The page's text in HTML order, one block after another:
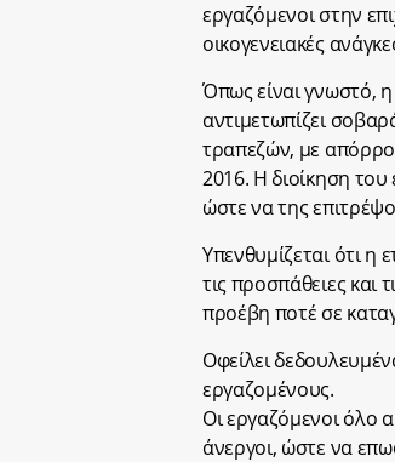
εργαζόμενοι στην
οικογενειακές
Όπως είναι γνωστό, η
αντιμετωπίζει
τραπεζών, με
2016. Η διοίκηση του
ώστε να της
Υπενθυμίζεται ότι
τις προσπάθειες και
προέβη ποτέ σε
Οφείλει
εργαζομένους.
Οι εργαζόμενοι όλο
άνεργοι, ώστε να